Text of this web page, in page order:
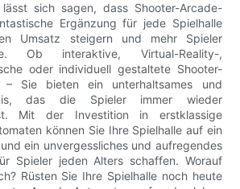
lässt sich sagen, dass Shooter-Arcade-
Ergänzung für jede Spielhalle
Umsatz steigern und mehr Spieler
Ob interaktive, Virtual-Reality-,
oder individuell gestaltete Shooter-
– Sie bieten ein unterhaltsames und
das die Spieler immer wieder
Mit der Investition in erstklassige
können Sie Ihre Spielhalle auf ein
ein unvergessliches und aufregendes
Spieler jeden Alters schaffen. Worauf
Rüsten Sie Ihre Spielhalle noch heute